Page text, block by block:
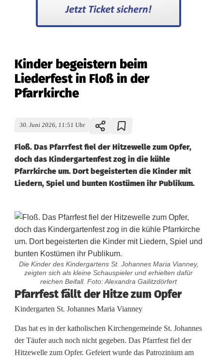
Kinder begeistern beim
Liederfest in Floß in der
Pfarrkirche
30. Juni 2026, 11:51 Uhr
Floß. Das Pfarrfest fiel der Hitzewelle zum Opfer,
doch das Kindergartenfest zog in die kühle
Pfarrkirche um. Dort begeisterten die Kinder mit
Liedern, Spiel und bunten Kostümen ihr Publikum.
Die Kinder des Kindergartens St. Johannes Maria Vianney,
zeigten sich als kleine Schauspieler und erhielten dafür
reichen Beifall. Foto: Alexandra Gailitzdörfert
K
i
n
d
Pfarrfest fällt der Hitze zum Opfer
Kindergarten St. Johannes Maria Vianney
Das hat es in der katholischen Kirchengemeinde St. Johannes
der Täufer auch noch nicht gegeben. Das Pfarrfest fiel der
Hitzewelle zum Opfer. Gefeiert wurde das Patrozinium am